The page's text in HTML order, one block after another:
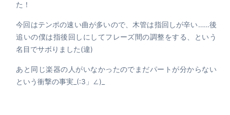
た！
今回はテンポの速い曲が多いので、木管は指回しが辛い……後
追いの僕は指後回しにしてフレーズ間の調整をする、という
名目でサボりました(違)
あと同じ楽器の人がいなかったのでまだパートが分からない
という衝撃の事実_(:3」∠)_